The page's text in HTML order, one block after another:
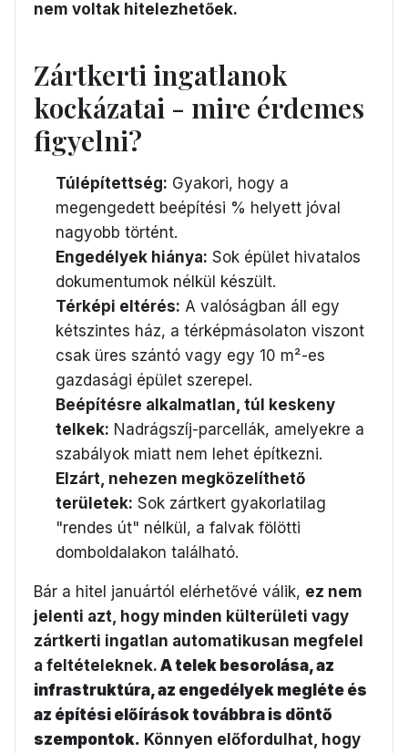
nem voltak hitelezhetőek.
Zártkerti ingatlanok
kockázatai - mire érdemes
figyelni?
Túlépítettség: Gyakori, hogy a
megengedett beépítési % helyett jóval
nagyobb történt.
Engedélyek hiánya: Sok épület hivatalos
dokumentumok nélkül készült.
Térképi eltérés: A valóságban áll egy
kétszintes ház, a térképmásolaton viszont
csak üres szántó vagy egy 10 m²-es
gazdasági épület szerepel.
Beépítésre alkalmatlan, túl keskeny
telkek: Nadrágszíj-parcellák, amelyekre a
szabályok miatt nem lehet építkezni.
Elzárt, nehezen megközelíthető
területek: Sok zártkert gyakorlatilag
"rendes út" nélkül, a falvak fölötti
domboldalakon található.
Bár a hitel januártól elérhetővé válik, ez nem
jelenti azt, hogy minden külterületi vagy
zártkerti ingatlan automatikusan megfelel
a feltételeknek. A telek besorolása, az
infrastruktúra, az engedélyek megléte és
az építési előírások továbbra is döntő
szempontok. Könnyen előfordulhat, hogy